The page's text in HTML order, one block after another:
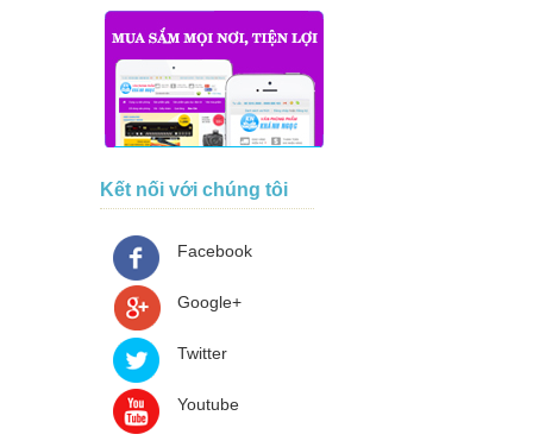
Kết nối với chúng tôi
Facebook
Google+
Twitter
Youtube